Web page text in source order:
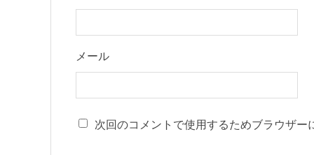
メール
次回のコメントで使用するためブラウザ